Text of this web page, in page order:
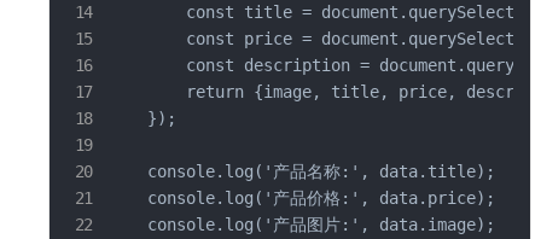
const title =
const price =
const description =
return {image, title, price,
    });
    console.log('产品名称:', data.title);
    console.log('产品价格:', data.price);
    console.log('产品图片:', data.image);